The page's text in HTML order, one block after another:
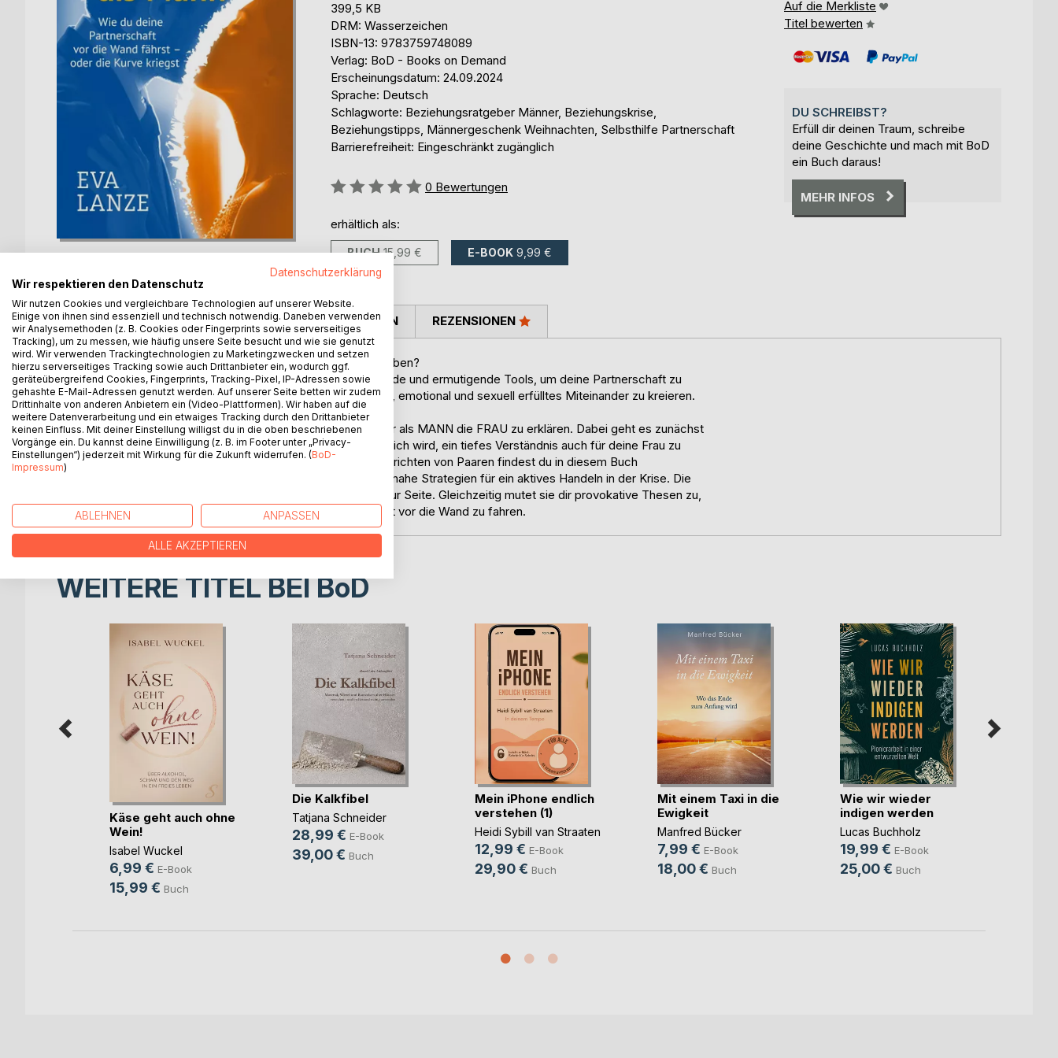
399,5 KB
DRM: Wasserzeichen
ISBN-13: 9783759748089
Verlag: BoD - Books on Demand
Erscheinungsdatum: 24.09.2024
Sprache: Deutsch
Schlagworte: Beziehungsratgeber Männer, Beziehungskrise,
Beziehungstipps, Männergeschenk Weihnachten, Selbsthilfe Partnerschaft
Barrierefreiheit: Eingeschränkt zugänglich
Bewertung::
0 Bewertungen
erhältlich als:
BUCH 15,99 € E-BOOK 9,99 €
Auf die Merkliste
Titel bewerten
DU SCHREIBST?
Erfüll dir deinen Traum, schreibe
deine Geschichte und mach mit BoD
ein Buch daraus!
MEHR INFOS
BESCHREIBUNG
Bist du bereit, dir und deiner Frau noch eine Chance zu geben?
Hier findest du 22 zunächst provokante, später inspirierende und ermutigende Tools, um deine Partnerschaft zu
retten. Du erkennst deine Blindspots und lernst, ein neues, emotional und sexuell erfülltes Miteinander zu kreieren.
Dieses Buch ist der unvollständige Versuch der Autorin, dir als MANN die FRAU zu erklären. Dabei geht es zunächst
darum, dich selbst besser zu verstehen, damit es dir möglich wird, ein tiefes Verständnis auch für deine Frau zu
erlangen. Mit Unterstützung von zahlreichen Erfahrungsberichten von Paaren findest du in diesem Buch
beispielhafte Lösungen für die Kommunikation und lebensnahe Strategien für ein aktives Handeln in der Krise. Die
Autorin steht dir klar, verständnisvoll und wertschätzend zur Seite. Gleichzeitig mutet sie dir provokative Thesen zu,
damit du dich eingeladen fühlst, die Kurve zu kriegen, statt vor die Wand zu fahren.
AUTOR/IN PRESSESTIMMEN REZENSIONEN
WEITERE TITEL BEIBoD
Käse geht auch ohne
Wein!
Isabel Wuckel
6,99 € E-Book
15,99 € Buch
Die Kalkfibel
Tatjana Schneider
28,99 € E-Book
39,00 € Buch
Mein iPhone endlich
verstehen (1)
Heidi Sybill van Straaten
12,99 € E-Book
29,90 € Buch
Mit einem Taxi in die
Ewigkeit
Manfred Bücker
7,99 € E-Book
18,00 € Buch
Wie wir wieder
indigen werden
Lucas Buchholz
19,99 € E-Book
25,00 € Buch
Datenschutzerklärung
Wir respektieren den Datenschutz
Wir nutzen Cookies und vergleichbare Technologien auf unserer Website.
Einige von ihnen sind essenziell und technisch notwendig. Daneben verwenden
wir Analysemethoden (z. B. Cookies oder Fingerprints sowie serverseitiges
Tracking), um zu messen, wie häufig unsere Seite besucht und wie sie genutzt
wird. Wir verwenden Trackingtechnologien zu Marketingzwecken und setzen
hierzu serverseitiges Tracking sowie auch Drittanbieter ein, wodurch ggf.
geräteübergreifend Cookies, Fingerprints, Tracking-Pixel, IP-Adressen sowie
gehashte E-Mail-Adressen genutzt werden. Auf unserer Seite betten wir zudem
Drittinhalte von anderen Anbietern ein (Video-Plattformen). Wir haben auf die
weitere Datenverarbeitung und ein etwaiges Tracking durch den Drittanbieter
keinen Einfluss. Mit deiner Einstellung willigst du in die oben beschriebenen
Vorgänge ein. Du kannst deine Einwilligung (z. B. im Footer unter „Privacy-
Einstellungen“) jederzeit mit Wirkung für die Zukunft widerrufen. (BoD-
Impressum)
ABLEHNEN ANPASSEN
ALLE AKZEPTIEREN